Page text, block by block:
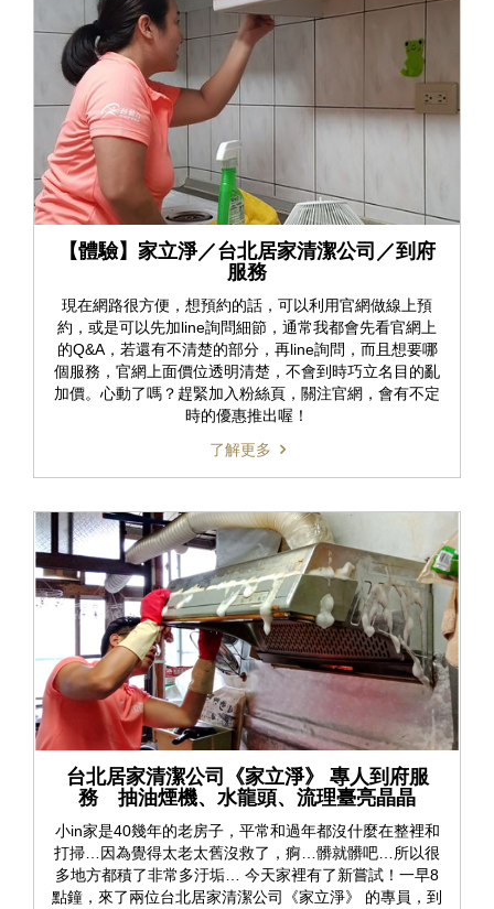
【體驗】家立淨／台北居家清潔公司／到府
服務
現在網路很方便，想預約的話，可以利用官網做線上預
約，或是可以先加line詢問細節，通常我都會先看官網上
的Q&A，若還有不清楚的部分，再line詢問，而且想要哪
個服務，官網上面價位透明清楚，不會到時巧立名目的亂
加價。心動了嗎？趕緊加入粉絲頁，關注官網，會有不定
時的優惠推出喔！
了解更多
台北居家清潔公司《家立淨》 專人到府服
務 抽油煙機、水龍頭、流理臺亮晶晶
小in家是40幾年的老房子，平常和過年都沒什麼在整裡和
打掃…因為覺得太老太舊沒救了，痾…髒就髒吧…所以很
多地方都積了非常多汙垢… 今天家裡有了新嘗試！一早8
點鐘，來了兩位台北居家清潔公司《家立淨》 的專員，到